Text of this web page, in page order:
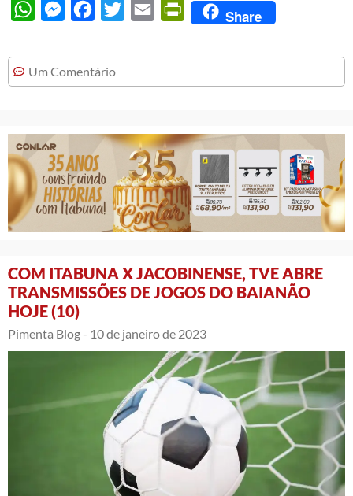
WhatsAppMessengerFacebook
Twitter Email PrintFriendly
Share
Um Comentário
COM ITABUNA X JACOBINENSE, TVE ABRE
TRANSMISSÕES DE JOGOS DO BAIANÃO
HOJE (10)
Pimenta Blog - 10 de janeiro de 2023